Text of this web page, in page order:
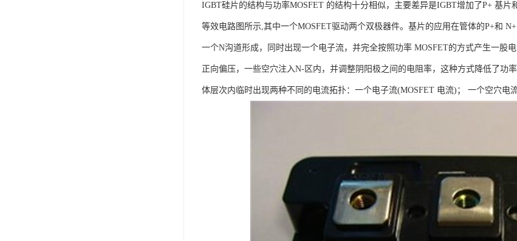
IGBT硅片的结构与功率MOSFET 的结构十分相似，主要差异是IGBT增加了P+ 基
等效电路图所示,其中一个MOSFET驱动两个双极器件。基片的应用在管体的P+和
一个N沟道形成，同时出现一个电子流，并完全按照功率 MOSFET的方式产生一股
正向偏压，一些空穴注入N-区内，并调整阴阳极之间的电阻率，这种方式降低了功
体层次内临时出现两种不同的电流拓扑：一个电子流(MOSFET 电流)； 一个空穴电